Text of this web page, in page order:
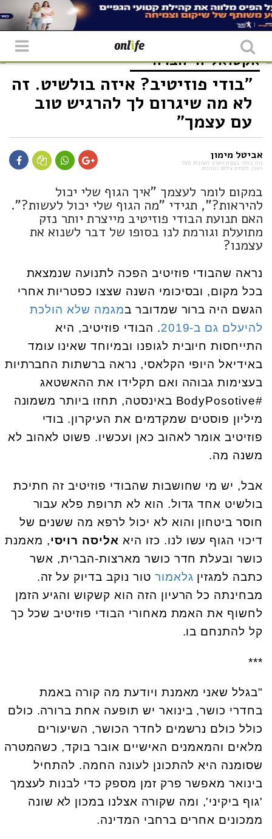
אקטואליה חברה
"בודי פוזיטיב? איזה בולשיט. זה
לא מה שיגרום לך להרגיש טוב
עם עצמך"
אביטל מימון
גרה בחור בצפון הארץ (ונהנית מכל
רגע), לומדת צילום (ונהנית
במקום לומר לעצמך "איך הגוף שלי יכול
להיראות?", תגידי "מה הגוף שלי יכול לעשות?".
האם תנועת הבודי פוזיטיב מייצרת יותר נזק
מתועלת וגורמת לנו בסופו של דבר לשנוא את
עצמנו?
נראה שהבודי פוזיטיב הפכה לתנועה שנמצאת
בכל מקום, ובסיכומי השנה שצצו כפטריות אחרי
הגשם היה ברור שמדובר במגמה שלא הולכת
להיעלם גם ב-2019
. הבודי פוזיטיב, היא
התייחסות חיובית לגופנו ובמיוחד שאינו עומד
באידיאל היופי הקלאסי, נראה ברשתות החברתיות
בעצימות גבוהה ואם תקלידו את ההאשטאג
#BodyPosotive באינסטה, תחזו ביותר משמונה
מיליון פוסטים שמקדמים את העיקרון. בודי
פוזיטיב אומר לאהוב כאן ועכשיו. פשוט לאהוב לא
משנה מה.
אבל, יש מי שחושבות שהבודי פוזיטיב זה חתיכת
בולשיט אחד גדול. הוא לא תרופת פלא עבור
חוסר ביטחון והוא לא יכול לרפא מה ששנים של
דיכוי הגוף עשו לנו. כזו היא אליסה רויסי, מאמנת
כושר ובעלת חדר כושר מארצות-הברית, אשר
כתבה למגזין גלאמור טור נוקב בדיוק על זה.
מבחינתה כל הרעיון הזה הוא קשקוש והגיע הזמן
לחשוף את האמת מאחורי הבודי פוזיטיב שכל כך
קל להתנחם בו.
***
"בגלל שאני מאמנת ויודעת מה קורה באמת
בחדרי כושר, בינואר יש תופעה אחת ברורה. כולם
כולל כולם נרשמים לחדר הכושר, השיעורים
מלאים והמאמנים האישיים אובר בוקד, כשהמטרה
שסומנה היא להתכונן לעונה החמה. להתחיל
בינואר מאפשר פרק זמן מספק כדי לבנות לעצמך
'גוף ביקיני', ומה שקורה אצלנו במכון לא שונה
ממכונים אחרים ברחבי המדינה.